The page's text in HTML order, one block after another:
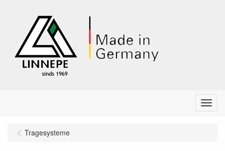
Menu
Tragesysteme